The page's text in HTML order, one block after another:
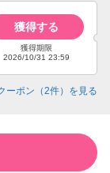
獲得する
獲得期限
2026/10/31 23:59
ーポン（2件）を見る